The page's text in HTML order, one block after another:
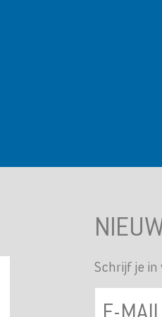
Schrijf je in